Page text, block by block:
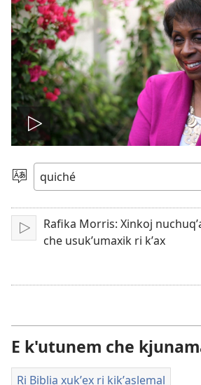
Play
video
Chacha'
ch'ab'al
Tzijb'al
Rafika Morris: Xinkoj
che usukʼumaxik ri kʼax
E k'utunem che
Ri Biblia xukʼex ri kikʼaslemal